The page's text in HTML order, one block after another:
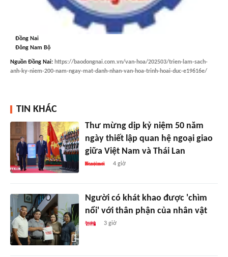
Đồng Nai
Đông Nam Bộ
Nguồn Đồng Nai: https://baodongnai.com.vn/van-hoa/202503/trien-lam-sach-
anh-ky-niem-200-nam-ngay-mat-danh-nhan-van-hoa-trinh-hoai-duc-e19616e/
TIN KHÁC
Thư mừng dịp kỷ niệm 50 năm
ngày thiết lập quan hệ ngoại giao
giữa Việt Nam và Thái Lan
4 giờ
Người có khát khao được 'chìm
nổi' với thân phận của nhân vật
3 giờ